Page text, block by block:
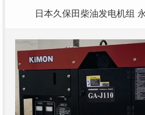
日本久保田柴油发电机组